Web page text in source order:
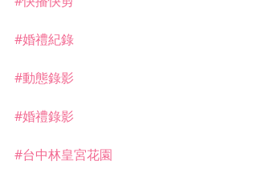
#婚禮紀錄
#動態錄影
#婚禮錄影
#台中林皇宮花園